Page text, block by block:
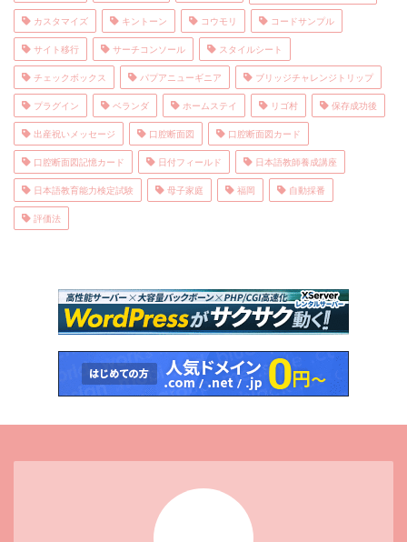
カスタマイズ キントーン コウモリ コードサンプル
サイト移行 サーチコンソール スタイルシート
チェックボックス パプアニューギニア ブリッジチャレンジトリップ
プラグイン ベランダ ホームステイ リゴ村 保存成功後
出産祝いメッセージ 口腔断面図 口腔断面図カード
口腔断面図記憶カード 日付フィールド 日本語教師養成講座
日本語教育能力検定試験 母子家庭 福岡 自動採番
評価法